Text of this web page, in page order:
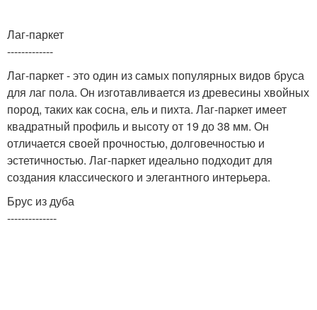
Лаг-паркет
-------------
Лаг-паркет - это один из самых популярных видов бруса
для лаг пола. Он изготавливается из древесины хвойных
пород, таких как сосна, ель и пихта. Лаг-паркет имеет
квадратный профиль и высоту от 19 до 38 мм. Он
отличается своей прочностью, долговечностью и
эстетичностью. Лаг-паркет идеально подходит для
создания классического и элегантного интерьера.
Брус из дуба
--------------